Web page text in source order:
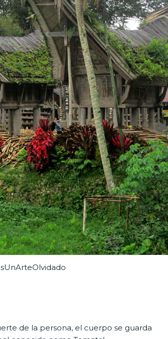
de la persona, el cuerpo se guarda